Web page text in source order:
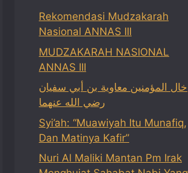
Rekomendasi Mudzakarah
Nasional ANNAS III
MUDZAKARAH NASIONAL
ANNAS III
خال المؤمنين معاوية بن أبي سفيان
رضي الله عنهما
Syi’ah: “Muawiyah Itu Munafiq,
Dan Matinya Kafir”
Nuri Al Maliki Mantan Pm Irak